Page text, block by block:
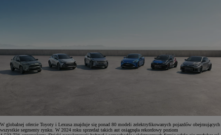
W globalnej ofercie Toyoty i Lexusa znajduje się ponad 80 modeli zelektryfikowanych pojazdów obejmujących
wszystkie segmenty rynku. W 2024 roku sprzedaż takich aut osiągnęła rekordowy poziom